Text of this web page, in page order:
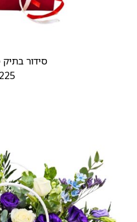
סידור בתיק
225